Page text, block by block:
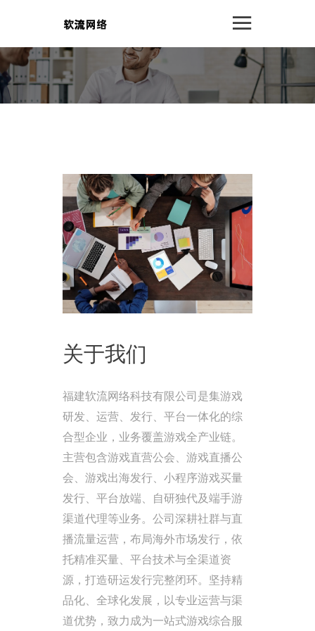
关于我们
福建软流网络科技有限公司是集游戏
研发、运营、发行、平台一体化的综
合型企业，业务覆盖游戏全产业链。
主营包含游戏直营公会、游戏直播公
会、游戏出海发行、小程序游戏买量
发行、平台放端、自研独代及端手游
渠道代理等业务。公司深耕社群与直
播流量运营，布局海外市场发行，依
托精准买量、平台技术与全渠道资
源，打造研运发行完整闭环。坚持精
品化、全球化发展，以专业运营与渠
道优势，致力成为一站式游戏综合服